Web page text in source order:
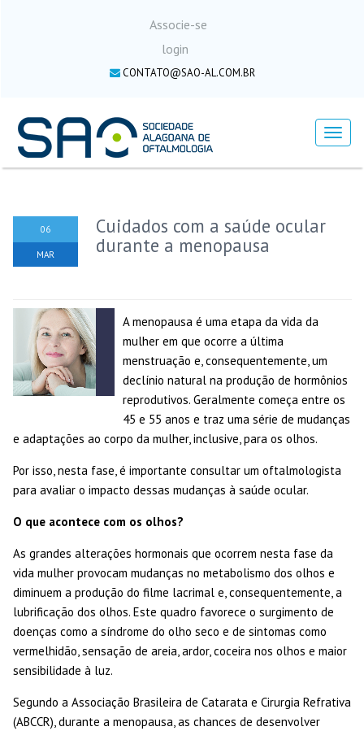
Associe-se
login
CONTATO@SAO-AL.COM.BR
Menu
06
MAR
Cuidados com a saúde ocular
durante a menopausa
A menopausa é uma etapa da vida da
mulher em que ocorre a última
menstruação e, consequentemente, um
declínio natural na produção de hormônios
reprodutivos. Geralmente começa entre os
45 e 55 anos e traz uma série de mudanças
e adaptações ao corpo da mulher, inclusive, para os olhos.
Por isso, nesta fase, é importante consultar um oftalmologista
para avaliar o impacto dessas mudanças à saúde ocular.
O que acontece com os olhos?
As grandes alterações hormonais que ocorrem nesta fase da
vida mulher provocam mudanças no metabolismo dos olhos e
diminuem a produção do filme lacrimal e, consequentemente, a
lubrificação dos olhos. Este quadro favorece o surgimento de
doenças como a síndrome do olho seco e de sintomas como
vermelhidão, sensação de areia, ardor, coceira nos olhos e maior
sensibilidade à luz.
Segundo a Associação Brasileira de Catarata e Cirurgia Refrativa
(ABCCR), durante a menopausa, as chances de desenvolver